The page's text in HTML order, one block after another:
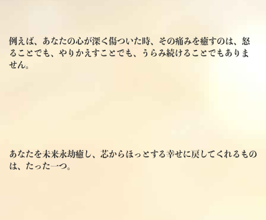
例えば、あなたの心が深く傷ついた時、その痛みを癒すのは、怒
ることでも、やりかえすことでも、うらみ続けることでもありま
せん。
あなたを未来永劫癒し、芯からほっとする幸せに戻してくれるもの
は、たった一つ。